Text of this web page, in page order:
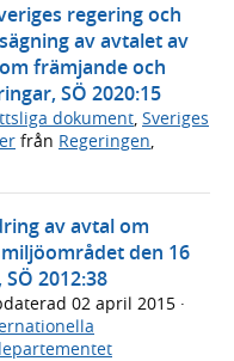
regering och
av avtalet av
främjande och
SÖ 2020:15
dokument, Sveriges
från Regeringen,
av avtal om
den 16
2012:38
02 april 2015 ·